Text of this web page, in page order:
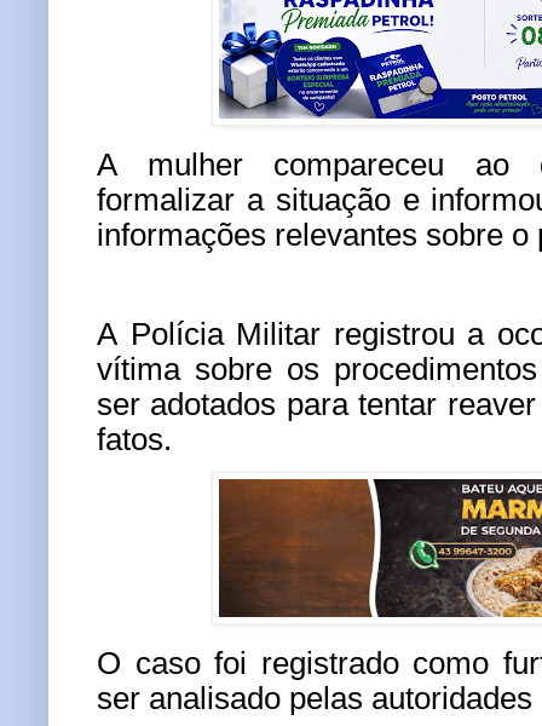
A mulher compareceu ao
formalizar a situação e
informações relevantes sobre o
A Polícia Militar registrou a
vítima sobre os
ser adotados para tentar
fatos.
O caso foi registrado como
ser analisado pelas